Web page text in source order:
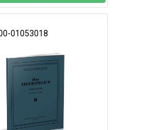
01053018